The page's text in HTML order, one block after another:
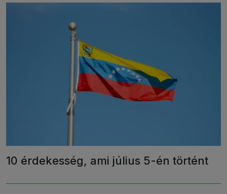
10 érdekesség, ami július 5-én történt